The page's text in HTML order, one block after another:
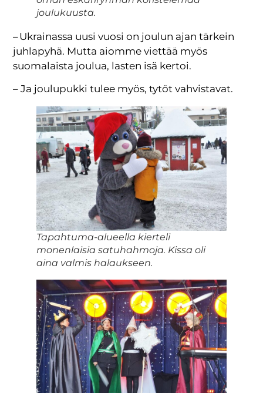
joulukuusta.
– Ukrainassa uusi vuosi on joulun ajan tärkein
juhlapyhä. Mutta aiomme viettää myös
suomalaista joulua, lasten isä kertoi.
– Ja joulupukki tulee myös, tytöt vahvistavat.
Tapahtuma-alueella kierteli
monenlaisia satuhahmoja. Kissa oli
aina valmis halaukseen.